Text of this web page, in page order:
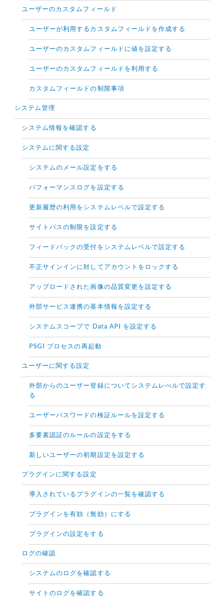
ユーザーのカスタムフィールド
ユーザーが利用するカスタムフィールドを作成する
ユーザーのカスタムフィールドに値を設定する
ユーザーのカスタムフィールドを利用する
カスタムフィールドの制限事項
システム管理
システム情報を確認する
システムに関する設定
システムのメール設定をする
パフォーマンスログを設定する
更新履歴の利用をシステムレベルで設定する
サイトパスの制限を設定する
フィードバックの受付をシステムレベルで設定する
不正サインインに対してアカウントをロックする
アップロードされた画像の品質変更を設定する
外部サービス連携の基本情報を設定する
システムスコープで Data API を設定する
PSGI プロセスの再起動
ユーザーに関する設定
外部からのユーザー登録についてシステムレべルで設定す
る
ユーザーパスワードの検証ルールを設定する
多要素認証のルールの設定をする
新しいユーザーの初期設定を設定する
プラグインに関する設定
導入されているプラグインの一覧を確認する
プラグインを有効（無効）にする
プラグインの設定をする
ログの確認
システムのログを確認する
サイトのログを確認する